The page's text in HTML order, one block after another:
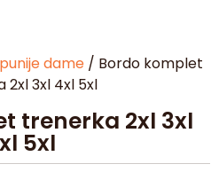
dame / Bordo komplet
2xl 3xl 4xl 5xl
trenerka 2xl 3xl
5xl